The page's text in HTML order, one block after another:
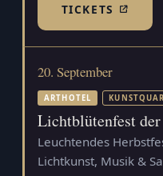
TICKETS
20. September
ARTHOTEL
Lichtblütenfest
Leuchtendes
Lichtkunst, Musik &